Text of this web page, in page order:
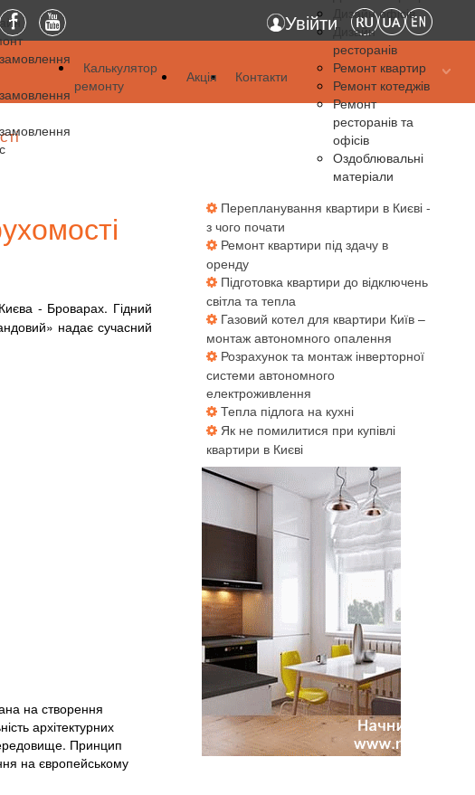
Увійти
Калькулятор
ремонту
Акція Контакти
Дизайн офісів
Дизайн
ресторанів
Ремонт квартир
Ремонт котеджів
Ремонт
ресторанів та
офісів
Оздоблювальні
матеріали
- Броварах. Гідний
надає сучасний
на створення
архітектурних
Принцип
на європейському
Перепланування квартири в Києві -
з чого почати
Ремонт квартири під здачу в
оренду
Підготовка квартири до відключень
світла та тепла
Газовий котел для квартири Київ –
монтаж автономного опалення
Розрахунок та монтаж інверторної
системи автономного
електроживлення
Тепла підлога на кухні
Як не помилитися при купівлі
квартири в Києві